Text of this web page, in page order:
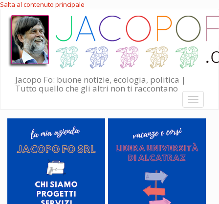
Salta al contenuto principale
Jacopo Fo: buone notizie, ecologia, politica |
Tutto quello che gli altri non ti raccontano
Toggle